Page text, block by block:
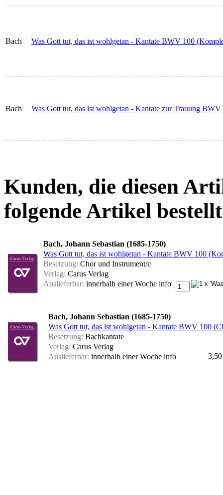
Bach Was Gott tut, das ist wohlgetan - Kantate BWV 100
Bach Was Gott tut, das ist wohlgetan - Kantate zur Trauung
Kunden, die diesen
folgende Artikel
Bach, Johann Sebastian (1685-1750)
Was Gott tut, das ist wohlgetan - Kantate BWV 100
Besetzung: Chor und Instrument/e
Verlag: Carus Verlag
Auslieferbar: innerhalb einer Woche info
Bach, Johann Sebastian (1685-1750)
Was Gott tut, das ist wohlgetan - Kantate BWV 100
Besetzung: Bachkantate
Verlag: Carus Verlag
Auslieferbar: innerhalb einer Woche info